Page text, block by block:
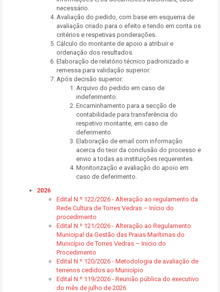
necessário.
Avaliação do pedido, com base em esquema de
avaliação criado para o efeito e tendo em conta os
critérios e respetivas ponderações.
Cálculo do montante de apoio a atribuir e
ordenação dos resultados.
Elaboração de relatório técnico padronizado e
remessa para validação superior.
Após decisão superior:
Arquivo do pedido em caso de
indeferimento.
Encaminhamento para a secção de
contabilidade para transferência do
respetivo montante, em caso de
deferimento.
Elaboração de email com informação
acerca do teor da conclusão do processo e
envio a todas as instituições requerentes.
Monitorização e avaliação do apoio em
caso de deferimento.
2026
Edital N.º 122/2026 - Alteração ao regulamento da
Rede Cultura de Torres Vedras – Início do
procedimento
Edital N.º 121/2026 - Alteração ao Regulamento
Municipal da Gestão das Praias Marítimas do
Município de Torres Vedras – Inicio do
Procedimento
Edital N.º 120/2026 - Metodologia de avaliação de
terrenos cedidos ao Município
Edital N.º 119/2026 - Reunião pública do executivo
do mês de julho de 2026